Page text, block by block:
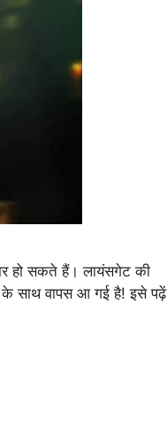
हो सकते हैं। लायंसगेट की
के साथ वापस आ गई है! इसे पढ़ें